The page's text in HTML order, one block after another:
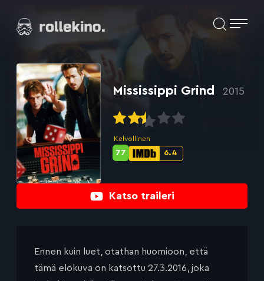
suoraan
Elokuvat ja elokuva-arviot | Rollekino.fi
lopputekstien
jälkeen.
Katso traileri
Mississippi Grind 2015
Kelvollinen
IMDb-
6.4
Metascore-
77
Ennen kuin luet, otathan huomioon, että
tämä elokuva on katsottu 27.3.2016, joka